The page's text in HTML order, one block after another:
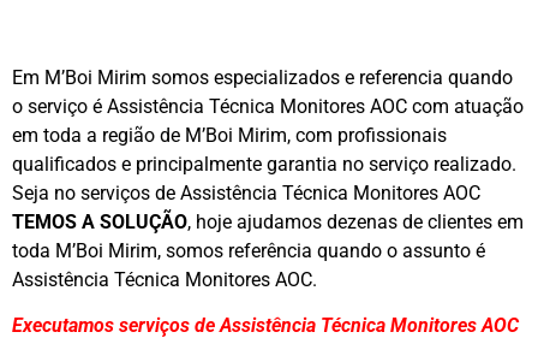
Em M’Boi Mirim somos especializados e referencia quando
o serviço é Assistência Técnica Monitores AOC com atuação
em toda a região de M’Boi Mirim, com profissionais
qualificados e principalmente garantia no serviço realizado.
Seja no serviços de Assistência Técnica Monitores AOC
TEMOS A SOLUÇÃO, hoje ajudamos dezenas de clientes em
toda M’Boi Mirim, somos referência quando o assunto é
Assistência Técnica Monitores AOC.
Executamos serviços de Assistência Técnica Monitores AOC